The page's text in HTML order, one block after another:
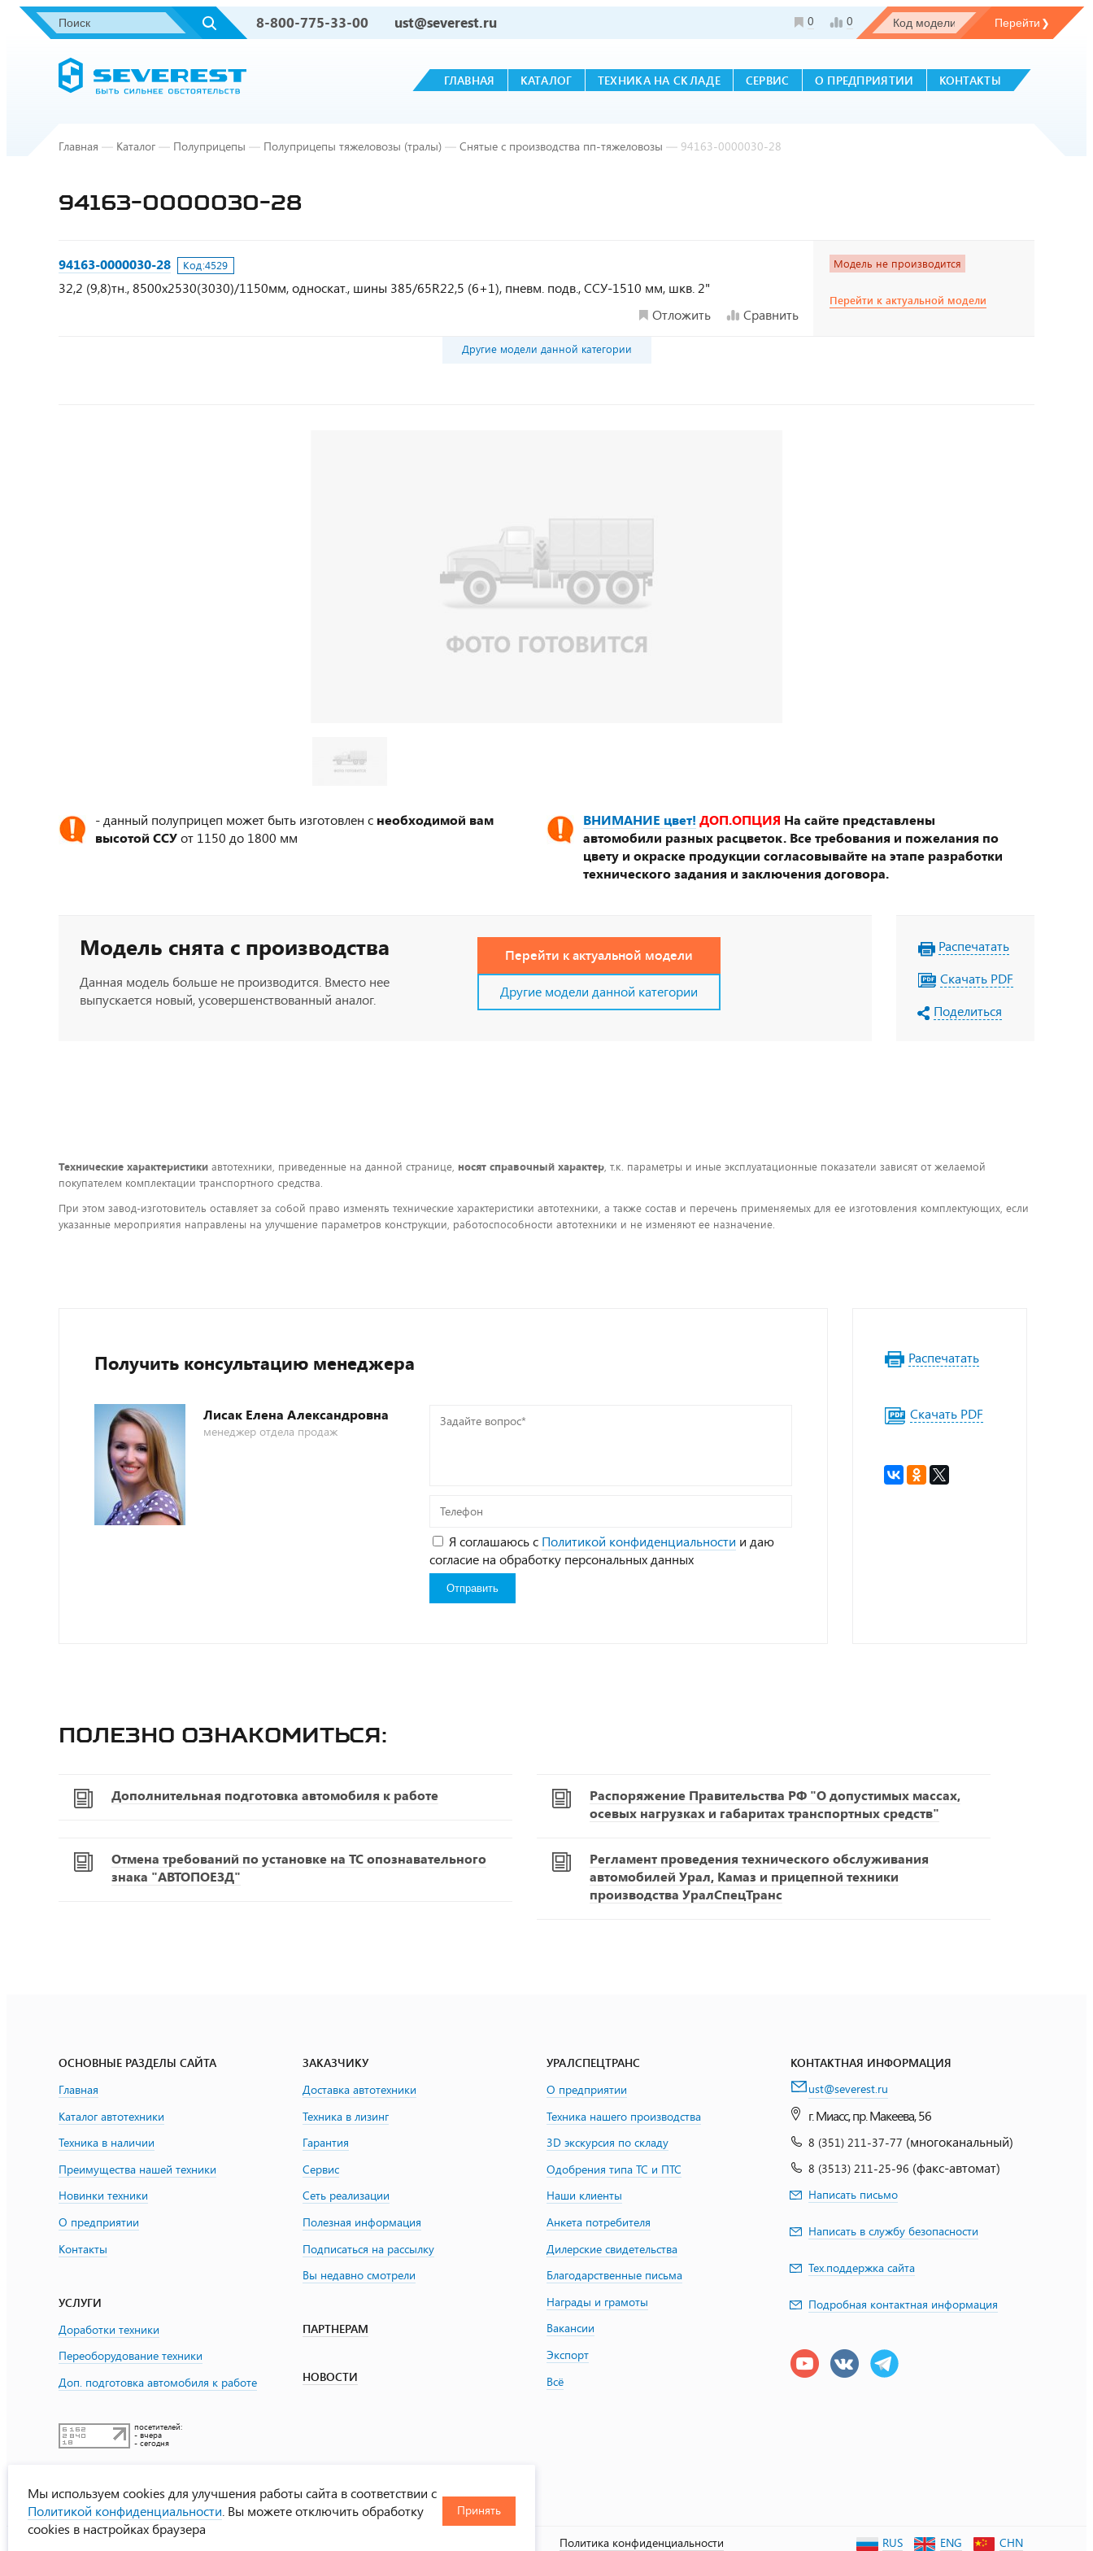
8-800-775-33-00 ust@severest.ru 0 0
ГЛАВНАЯ КАТАЛОГ ТЕХНИКА НА СКЛАДЕ СЕРВИС О ПРЕДПРИЯТИИ КОНТАКТЫ
Главная — Каталог — Полуприцепы — Полуприцепы тяжеловозы (тралы) — Снятые с производства пп-тяжеловозы — 94163-0000030-28
94163-0000030-28
94163-0000030-28 Код:4529
32,2 (9,8)тн., 8500х2530(3030)/1150мм, односкат., шины 385/65R22,5 (6+1), пневм. подв., ССУ-1510 мм, шкв. 2"
Отложить
Сравнить
Модель не производится
Перейти к актуальной модели
Другие модели данной категории
- данный полуприцеп может быть изготовлен с необходимой вам
высотой ССУот 1150 до 1800 мм
ВНИМАНИЕ цвет! ДОП.ОПЦИЯ На сайте представлены
автомобили разных расцветок. Все требования и пожелания по
цвету и окраске продукции согласовывайте на этапе разработки
технического задания и заключения договора.
Модель снята с производства
Данная модель больше не производится. Вместо нее
выпускается новый, усовершенствованный аналог.
Перейти к актуальной модели
Другие модели данной категории
Распечатать
Скачать PDF
Поделиться
Технические характеристики автотехники, приведенные на данной странице, носят справочный характер, т.к. параметры и иные эксплуатационные показатели зависят от желаемой
покупателем комплектации транспортного средства.
При этом завод-изготовитель оставляет за собой право изменять технические характеристики автотехники, а также состав и перечень применяемых для ее изготовления комплектующих, если
указанные мероприятия направлены на улучшение параметров конструкции, работоспособности автотехники и не изменяют ее назначение.
Получить консультацию менеджера
Лисак Елена Александровна
менеджер отдела продаж
Задайте
Телефон
Я соглашаюсь с Политикой конфиденциальности и даю
согласие на обработку персональных данных
Распечатать
Скачать PDF
Полезно ознакомиться:
Дополнительная подготовка автомобиля к работе
Распоряжение Правительства РФ "О допустимых массах,
осевых нагрузках и габаритах транспортных средств"
Отмена требований по установке на ТС опознавательного
знака "АВТОПОЕЗД"
Регламент проведения технического обслуживания
автомобилей Урал, Камаз и прицепной техники
производства УралСпецТранс
ОСНОВНЫЕ РАЗДЕЛЫ САЙТА
Главная
Каталог автотехники
Техника в наличии
Преимущества нашей техники
Новинки техники
О предприятии
Контакты
УСЛУГИ
Доработки техники
Переоборудование техники
Доп. подготовка автомобиля к работе
посетителей:
- вчера
- сегодня
ЗАКАЗЧИКУ
Доставка автотехники
Техника в лизинг
Гарантия
Сервис
Сеть реализации
Полезная информация
Подписаться на рассылку
Вы недавно смотрели
ПАРТНЕРАМ
НОВОСТИ
УРАЛСПЕЦТРАНС
О предприятии
Техника нашего производства
3D экскурсия по складу
Одобрения типа ТС и ПТС
Наши клиенты
Анкета потребителя
Дилерские свидетельства
Благодарственные письма
Награды и грамоты
Вакансии
Экспорт
Всё
КОНТАКТНАЯ ИНФОРМАЦИЯ
ust@severest.ru
г. Миасс, пр. Макеева, 56
8 (351) 211-37-77 (многоканальный)
8 (3513) 211-25-96 (факс-автомат)
Написать письмо
Написать в службу безопасности
Тех.поддержка сайта
Подробная контактная информация
УралСпецТранс Политика конфиденциальности RUS ENG CHN
Мы используем cookies для улучшения работы сайта в соответствии с
Политикой конфиденциальности . Вы можете отключить обработку
cookies в настройках браузера
Принять